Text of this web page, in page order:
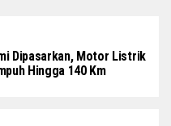
Dipasarkan, Motor Listrik
Hingga 140 Km